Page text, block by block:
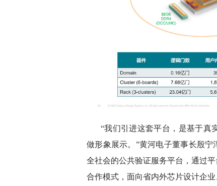
“我们引进这套平台，是基于真
做形象展示。”黄河电子董事长殷宁
全社会的公共验证服务平台，通过
合作模式，面向省内外芯片设计企